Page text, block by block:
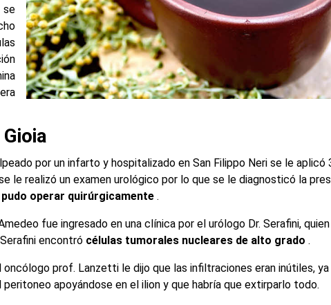
se
por un infarto y hospitalizado en San Filippo Neri se le aplicó
le realizó un examen urológico por lo que se le diagnosticó la
pudo operar quirúrgicamente .
fue ingresado en una clínica por el urólogo Dr. Serafini,
encontró células tumorales nucleares de alto grado .
prof. Lanzetti le dijo que las infiltraciones eran inútiles,
apoyándose en el ilion y que habría que extirparlo todo.